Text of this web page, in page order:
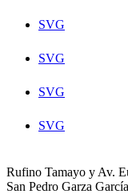
SVG
SVG
SVG
SVG
Rufino Tamayo y Av.
San Pedro Garza